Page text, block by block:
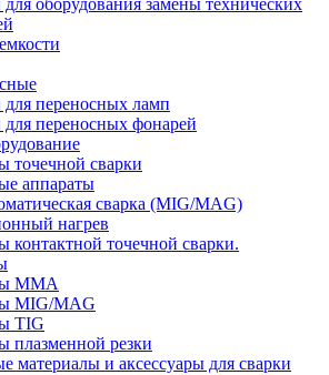
для оборудования замены технических
для переносных ламп
для переносных фонарей
точечной сварки
аппараты
сварка (MIG/MAG)
нагрев
контактной точечной сварки.
MMA
MIG/MAG
TIG
плазменной резки
материалы и аксессуары для сварки